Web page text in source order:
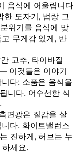
음식에 어울립니다
도자기, 법랑 그
위기를 음식에 맞
무게감 있게, 반
고추, 타이바질
이것들은 이야기
다: 소품은 음식을
니다. 어수선한 식
면광은 질감을 살
다. 화이트밸런스
진하게, 허브는 누
세요.